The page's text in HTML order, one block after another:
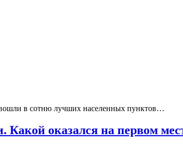
в сотню лучших населенных пунктов…
оказался на первом